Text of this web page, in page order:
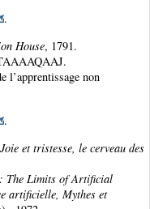
.
House, 1791.
l’apprentissage non
.
et tristesse, le cerveau des
: The Limits of Artificial
artificielle, Mythes et